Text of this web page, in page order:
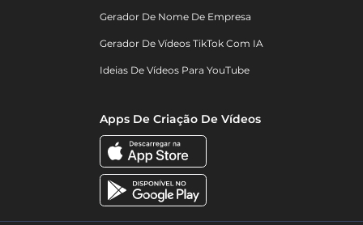
Gerador De Nome De Empresa
Gerador De Vídeos TikTok Com IA
Ideias De Vídeos Para YouTube
Apps De Criação De Vídeos